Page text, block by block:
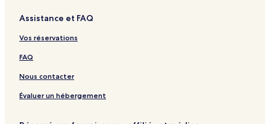
Assistance et FAQ
Vos réservations
FAQ
Nous contacter
Évaluer un hébergement